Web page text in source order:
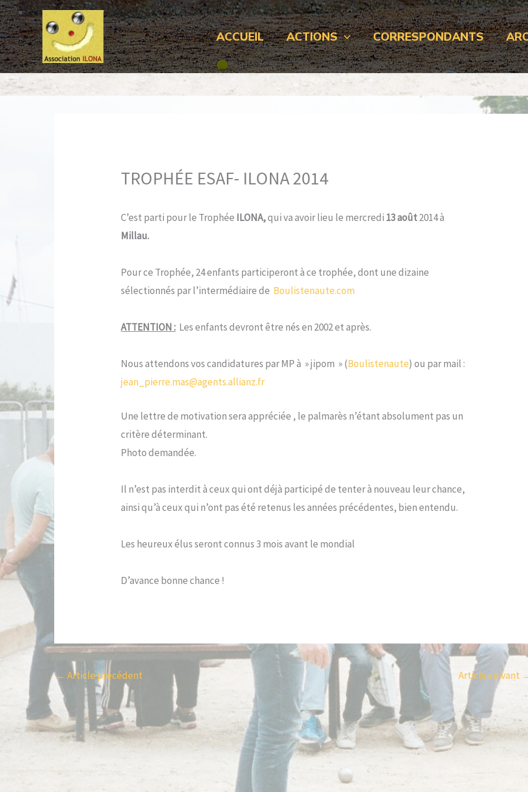
Aller
au
contenu
ACCUEIL ACTIONS CORRESPONDANTS
TROPHÉE ESAF- ILONA 2014
C’est parti pour le Trophée ILONA,qui va avoir lieu le mercredi 13 août2014 à
Millau.
Pour ce Trophée, 24 enfants participeront à ce trophée, dont une dizaine
sélectionnés par l’intermédiaire de Boulistenaute.com
ATTENTION : Les enfants devront être nés en 2002 et après.
Nous attendons vos candidatures par MP à » jipom » (Boulistenaute) ou par mail :
jean_pierre.mas@agents.allianz.fr
Une lettre de motivation sera appréciée , le palmarès n’étant absolument pas un
critère déterminant.
Photo demandée.
Il n’est pas interdit à ceux qui ont déjà participé de tenter à nouveau leur chance,
ainsi qu’à ceux qui n’ont pas été retenus les années précédentes, bien entendu.
Les heureux élus seront connus 3 mois avant le mondial
D’avance bonne chance !
← Article précédent Article suivant